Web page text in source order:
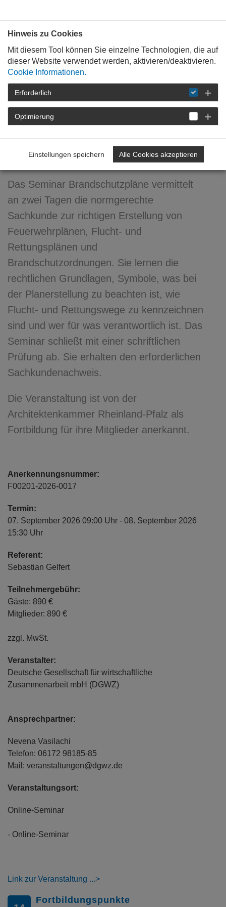
STARTSEITE DETAIL
Brandschutzordnung
Das Seminar Brandschutzpläne vermittelt
an zwei Tagen die normgerechte
Sachkunde zur richtigen Erstellung von
Feuerwehrplänen, Flucht- und
Rettungsplänen und
Brandschutzordnungen. Sie lernen die
rechtlichen Grundlagen, Symbole, was bei
der Planerstellung zu beachten ist, wie
Flucht- und Rettungswege zu kennzeichnen
sind und wer für was verantwortlich ist. Das
Seminar schließt mit einer schriftlichen
Prüfung ab. Sie erhalten den erforderlichen
Sachkundenachweis.
Die Veranstaltung ist von der
Architektenkammer Rheinland-Pfalz als
Fortbildung für ihre Mitglieder anerkannt.
Anerkennungsnummer:
F00201-2026-0017
Termin:
07. September 2026 09:00 Uhr - 08. September 2026
15:30 Uhr
Referent:
Sebastian Gelfert
Teilnehmergebühr:
Gäste: 890 €
Mitglieder: 890 €
zzgl. MwSt.
Veranstalter:
Deutsche Gesellschaft für wirtschaftliche
Zusammenarbeit mbH (DGWZ)
Ansprechpartner:
Nevena Vasilachi
Telefon: 06172 98185-85
Mail: veranstaltungen@dgwz.de
Veranstaltungsort:
Online-Seminar
- Online-Seminar
Link zur Veranstaltung
Fortbildungspunkte
Hinweis zu Cookies
Mit diesem Tool können Sie einzelne Technologien, die auf
dieser Website verwendet werden, aktivieren/deaktivieren.
Cookie Informationen.
Erforderlich
Optimierung
Einstellungen speichern Alle Cookies akzeptieren